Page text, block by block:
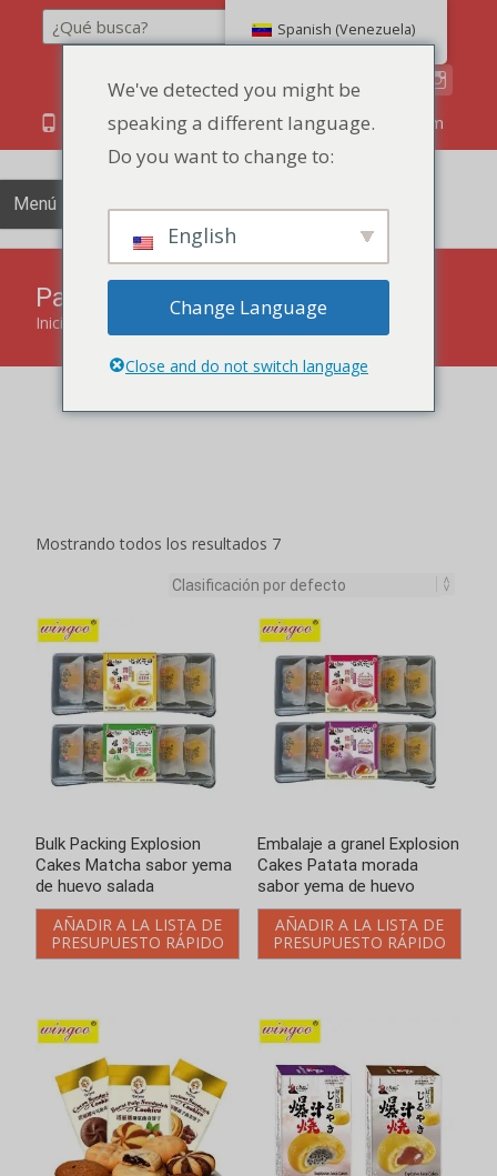
Buscar en
86 134 170 266 43 YettaDon@outlook.com
Menú
Pasteles Explosión Jugosos
Inicio Pasteles Explosión Jugosos
Mostrando todos los resultados 7
Bulk Packing Explosion
Cakes Matcha sabor yema
de huevo salada
AÑADIR A LA LISTA DE
PRESUPUESTO RÁPIDO
Embalaje a granel Explosion
Cakes Patata morada
sabor yema de huevo
AÑADIR A LA LISTA DE
PRESUPUESTO RÁPIDO
Spanish (Venezuela)
We've detected you might be
speaking a different language.
Do you want to change to:
English
Change Language
Close and do not switch language